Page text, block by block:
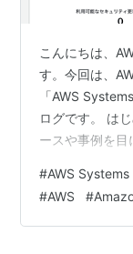
こんにちは、
す。今回は、
「AWS
ログです。 は
ースや事例を目
的にランサムウ
標的型攻撃が連
関連ベンダー
#AWS
#AWS #